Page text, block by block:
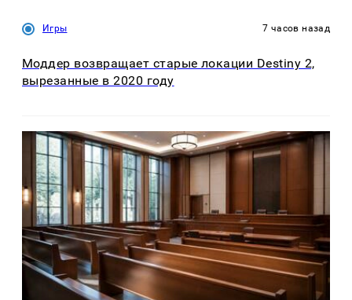
Игры 7 часов назад
Моддер возвращает старые локации Destiny 2,
вырезанные в 2020 году